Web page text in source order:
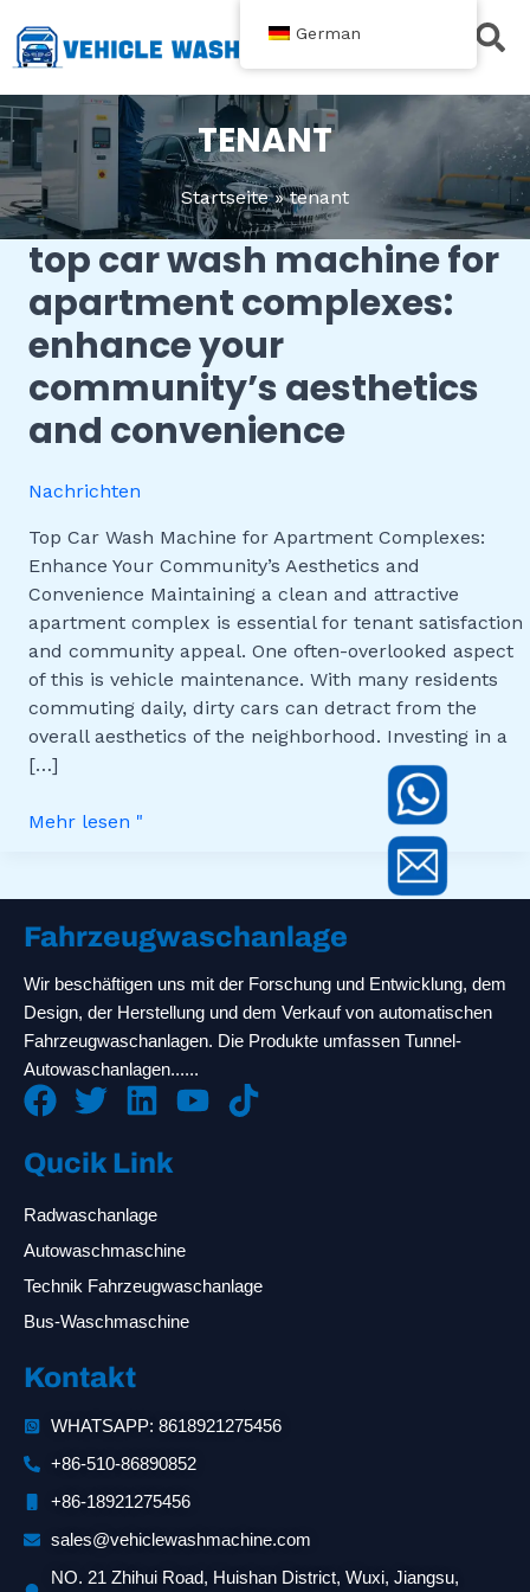
Inhalt
springen
TENANT
Startseite tenant
top car wash machine for
apartment complexes:
enhance your
community’s aesthetics
and convenience
Nachrichten
Top Car Wash Machine for Apartment Complexes:
Enhance Your Community’s Aesthetics and
Convenience Maintaining a clean and attractive
apartment complex is essential for tenant satisfaction
and community appeal. One often-overlooked aspect
of this is vehicle maintenance. With many residents
commuting daily, dirty cars can detract from the
overall aesthetics of the neighborhood. Investing in a
[…]
Top
Car
Wash
Machine
for
Apartment
Complexes:
Enhance
Aesthetics
and
Convenience
Mehr lesen "
Fahrzeugwaschanlage
Wir beschäftigen uns mit der Forschung und Entwicklung, dem
Design, der Herstellung und dem Verkauf von automatischen
Fahrzeugwaschanlagen. Die Produkte umfassen Tunnel-
Autowaschanlagen......
Qucik Link
Radwaschanlage
Autowaschmaschine
Technik Fahrzeugwaschanlage
Bus-Waschmaschine
Kontakt
WHATSAPP: 8618921275456
+86-510-86890852
+86-18921275456
sales@vehiclewashmachine.com
NO. 21 Zhihui Road, Huishan District, Wuxi, Jiangsu,
German